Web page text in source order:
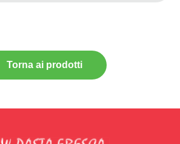
Torna ai prodotti